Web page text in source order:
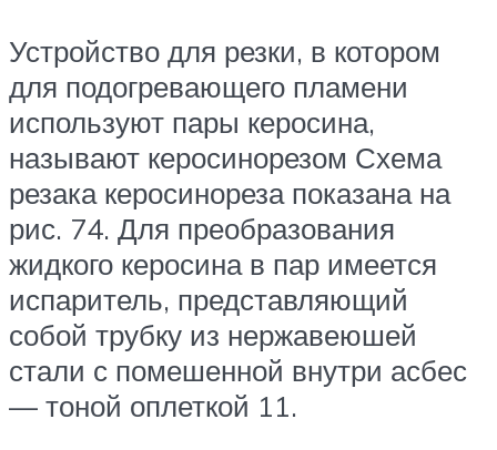
Устройство для резки, в котором
для подо­гревающего пламени
используют пары керо­сина,
называют керосинорезом Схема
резака керосинореза показана на
рис. 74. Для преоб­разования
жидкого керосина в пар имеется
испаритель, представляющий
собой трубку из нержавеюшей
стали с помешенной внутри асбес
— тоной оплеткой 11.